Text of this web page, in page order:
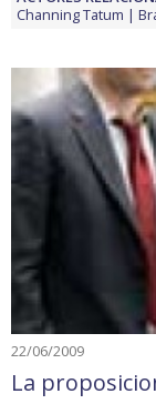
Channing Tatum
22/06/2009
La